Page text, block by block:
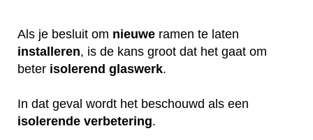
Als je besluit om nieuwe ramen te laten
installeren, is de kans groot dat het gaat om
beter isolerend glaswerk.
In dat geval wordt het beschouwd als een
isolerende verbetering.